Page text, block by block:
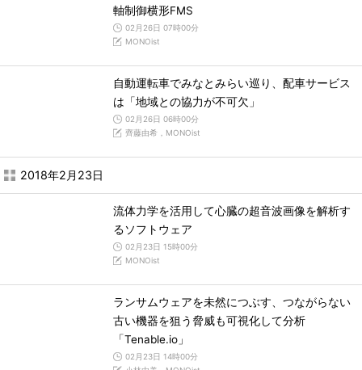
軸制御横形FMS
02月26日 07時00分
MONOist
自動運転車でみなとみらい巡り、配車サービス
は「地域との協力が不可欠」
02月26日 06時00分
齊藤由希，MONOist
2018年2月23日
流体力学を活用して心臓の超音波画像を解析す
るソフトウェア
02月23日 15時00分
MONOist
ランサムウェアを未然につぶす、つながらない
古い機器を狙う脅威も可視化して分析
「Tenable.io」
02月23日 14時00分